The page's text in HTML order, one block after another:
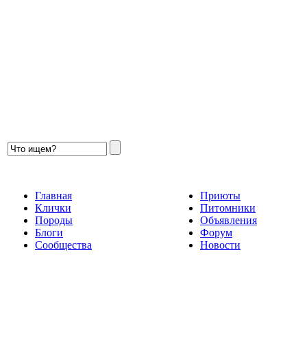
Главная
Клички
Породы
Блоги
Сообщества
Приюты
Питомники
Объявления
Форум
Новости